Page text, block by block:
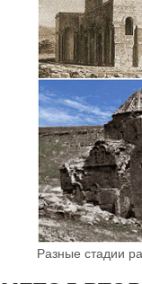
Разные стадии